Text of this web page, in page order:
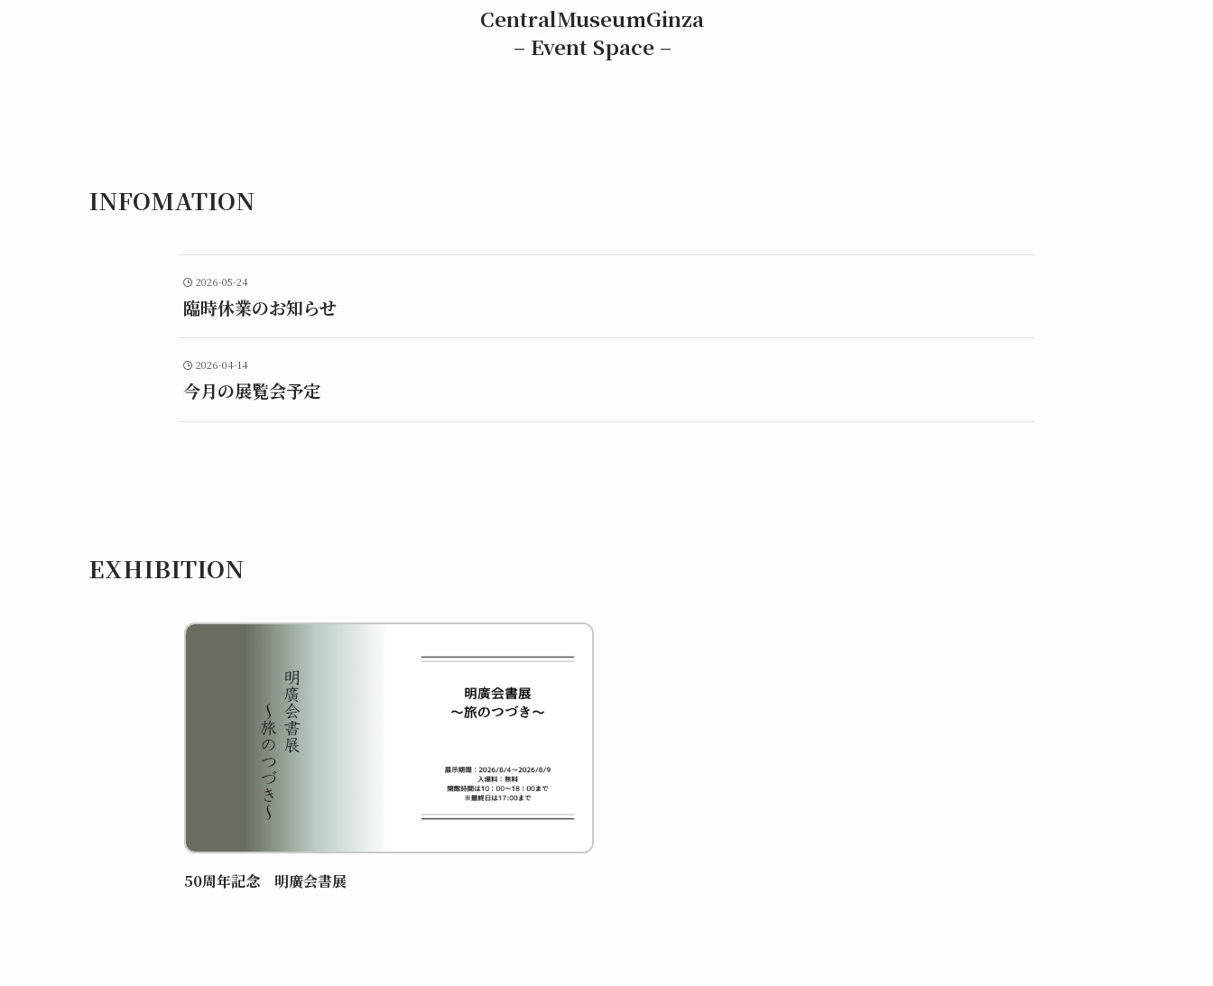
CentralMuseumGinza
– Event Space –
INFOMATION
2026-05-24
臨時休業のお知らせ
2026-04-14
今月の展覧会予定
EXHIBITION
50周年記念 明廣会書展